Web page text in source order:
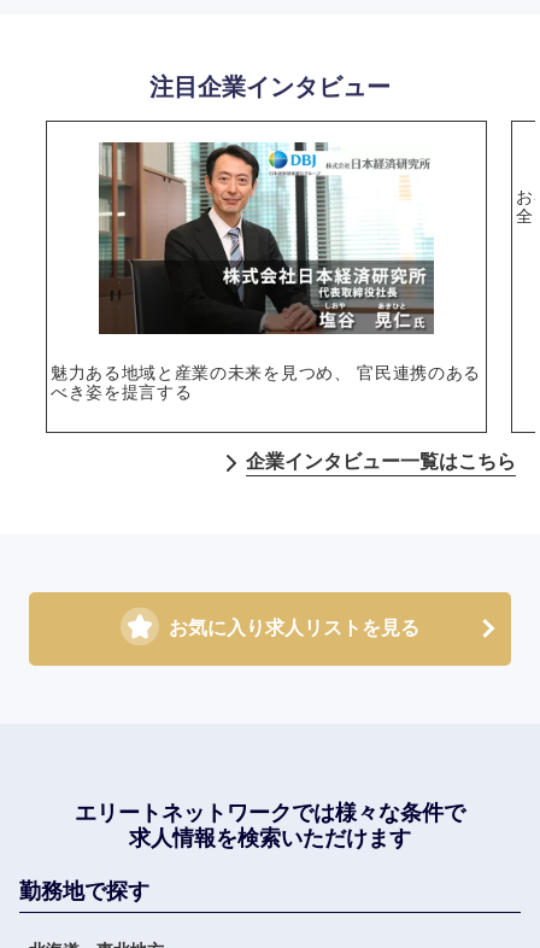
注目企業インタビュー
魅力ある地域と産業の未来を見つめ、 官民連携のある
べき姿を提言する
お
全
企業インタビュー一覧はこちら
お気に入り求人リストを見る
エリートネットワークでは様々な条件で
求人情報を検索いただけます
勤務地で探す